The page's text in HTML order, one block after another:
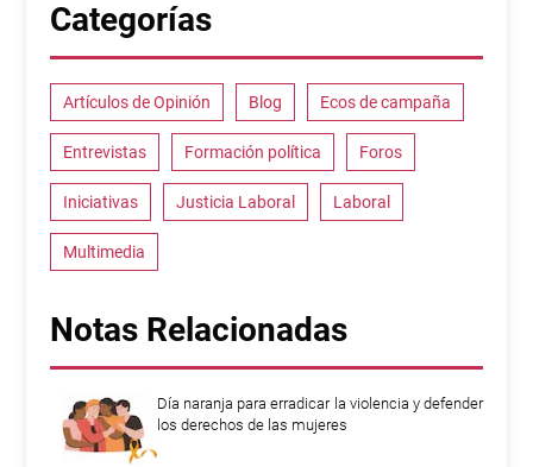
Categorías
Artículos de Opinión Blog Ecos de campaña
Entrevistas Formación política Foros
Iniciativas Justicia Laboral Laboral
Multimedia
Notas Relacionadas
Día naranja para erradicar la violencia y defender
los derechos de las mujeres